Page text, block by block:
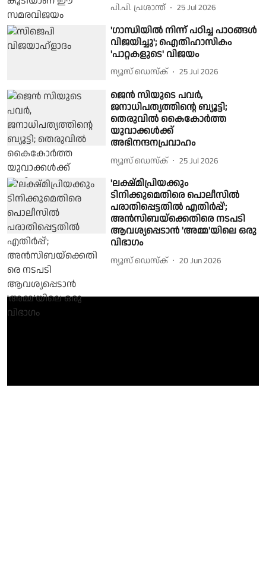
പി.പി. പ്രശാന്ത് 25 Jul 2026
'ഗാന്ധിയിൽ നിന്ന് പഠിച്ച പാഠങ്ങൾ
വിജയിച്ചു'; ഐതിഹാസികം
'പാറ്റകളുടെ' വിജയം
ന്യൂസ് ഡെസ്ക് 25 Jul 2026
ജെന്‍ സിയുടെ പവര്‍,
ജനാധിപത്യത്തിന്റെ ബ്യൂട്ടി;
തെരുവില്‍ കൈകോര്‍ത്ത
യുവാക്കള്‍ക്ക്
അഭിനന്ദനപ്രവാഹം
ന്യൂസ് ഡെസ്ക് 25 Jul 2026
'ലക്ഷ്മിപ്രിയക്കും
ടിനിക്കുമെതിരെ പൊലീസിൽ
പരാതിപ്പെട്ടതിൽ എതിർപ്പ്';
അൻസിബയ്‌ക്കെതിരെ നടപടി
ആവശ്യപ്പെടാൻ 'അമ്മ'യിലെ ഒരു
വിഭാഗം
ന്യൂസ് ഡെസ്ക് 20 Jun 2026